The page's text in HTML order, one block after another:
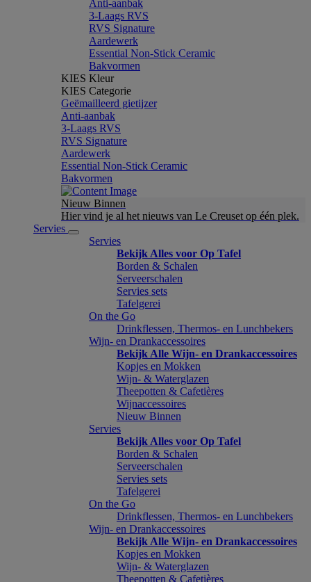
Anti-aanbak
3-Laags RVS
RVS Signature
Aardewerk
Essential Non-Stick Ceramic
Bakvormen
KIES Kleur
KIES Categorie
Geëmailleerd gietijzer
Anti-aanbak
3-Laags RVS
RVS Signature
Aardewerk
Essential Non-Stick Ceramic
Bakvormen
Nieuw Binnen
Hier vind je al het nieuws van Le Creuset op één plek.
Servies
Servies
Bekijk Alles voor Op Tafel
Borden & Schalen
Serveerschalen
Servies sets
Tafelgerei
On the Go
Drinkflessen, Thermos- en Lunchbekers
Wijn- en Drankaccessoires
Bekijk Alle Wijn- en Drankaccessoires
Kopjes en Mokken
Wijn- & Waterglazen
Theepotten & Cafetières
Wijnaccessoires
Nieuw Binnen
Servies
Bekijk Alles voor Op Tafel
Borden & Schalen
Serveerschalen
Servies sets
Tafelgerei
On the Go
Drinkflessen, Thermos- en Lunchbekers
Wijn- en Drankaccessoires
Bekijk Alle Wijn- en Drankaccessoires
Kopjes en Mokken
Wijn- & Waterglazen
Theepotten & Cafetières